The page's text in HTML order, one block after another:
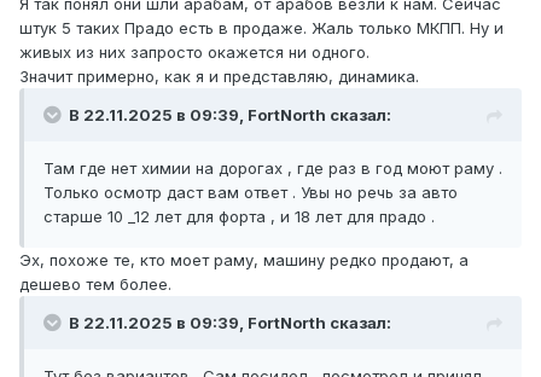
Я так понял они шли арабам, от арабов везли к нам. Сейчас
штук 5 таких Прадо есть в продаже. Жаль только МКПП. Ну и
живых из них запросто окажется ни одного.
Значит примерно, как я и представляю, динамика.
В 22.11.2025 в 09:39, FоrtNorth сказал:
Там где нет химии на дорогах , где раз в год моют раму .
Только осмотр даст вам ответ . Увы но речь за авто
старше 10 _12 лет для форта , и 18 лет для прадо .
Эх, похоже те, кто моет раму, машину редко продают, а
дешево тем более.
В 22.11.2025 в 09:39, FоrtNorth сказал: